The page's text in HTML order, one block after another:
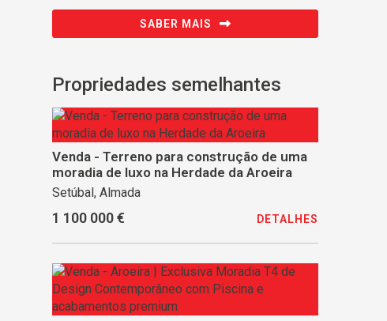
SABER MAIS
Propriedades semelhantes
Venda - Terreno para construção de uma
moradia de luxo na Herdade da Aroeira
Setúbal, Almada
1 100 000 € DETALHES